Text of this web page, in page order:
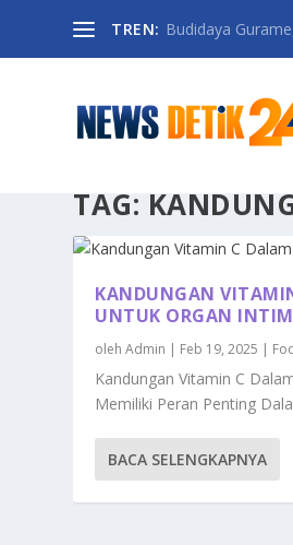
TREN: Budidaya
TAG:
KANDUNGAN
UNTUK ORGAN INTIM
olehAdmin | Feb 19, 2025 |
Kandungan Vitamin C
Memiliki Peran Penting
BACA SELENGKAPNYA